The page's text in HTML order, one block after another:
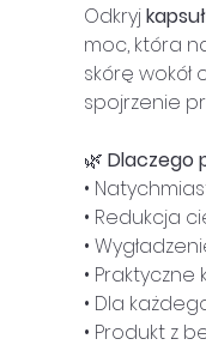
Odkryj
moc, która
skórę
spojrzenie
🌿 Dlaczego
•
• Redukcja
•
• Praktyczne
• Dla
• Produkt z